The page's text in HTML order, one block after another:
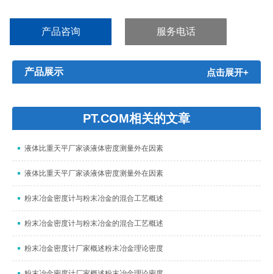
产品咨询 服务电话
产品展示 点击展开+
PT.COM相关的文章
液体比重天平厂家谈液体密度测量外在因素
液体比重天平厂家谈液体密度测量外在因素
粉末冶金密度计与粉末冶金的混合工艺概述
粉末冶金密度计与粉末冶金的混合工艺概述
粉末冶金密度计厂家概述粉末冶金理论密度